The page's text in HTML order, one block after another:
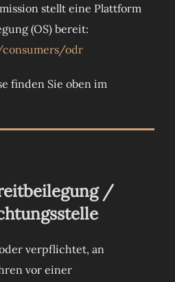
stellt eine Plattform
(OS) bereit:
odr
finden Sie oben im
/
verpflichtet, an
vor einer